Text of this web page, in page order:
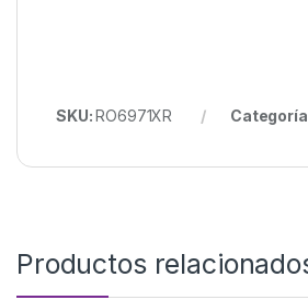
SKU:RO6971XR
Productos